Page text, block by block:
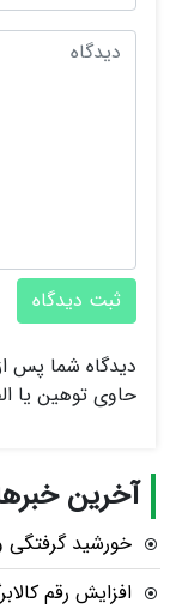
ثبت دیدگاه
دیدگاه شما پس
حاوی توهین یا
آخرین
خورشید
افزایش رقم